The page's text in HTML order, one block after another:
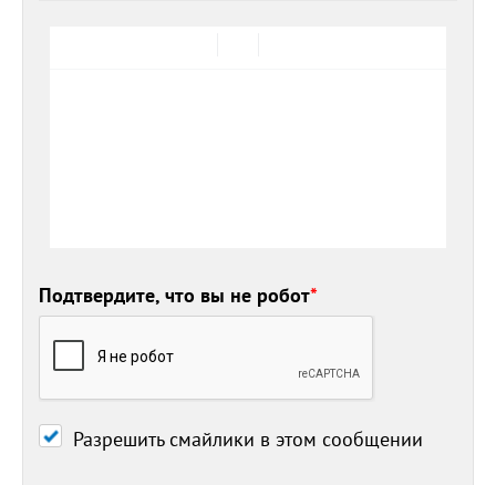
Подтвердите, что вы не робот*
Разрешить смайлики в этом сообщении